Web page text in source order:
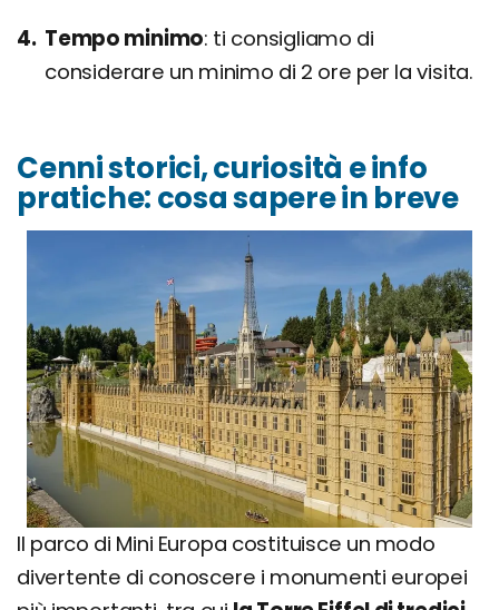
Tempo minimo ti consigliamo di
considerare un minimo di 2 ore per la visita.
Cenni storici, curiosità e info
pratiche: cosa sapere in breve
Il parco di Mini Europa costituisce un modo
divertente di conoscere i monumenti europei